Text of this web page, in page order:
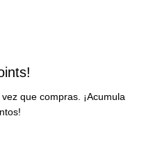
que compras. ¡Acumula